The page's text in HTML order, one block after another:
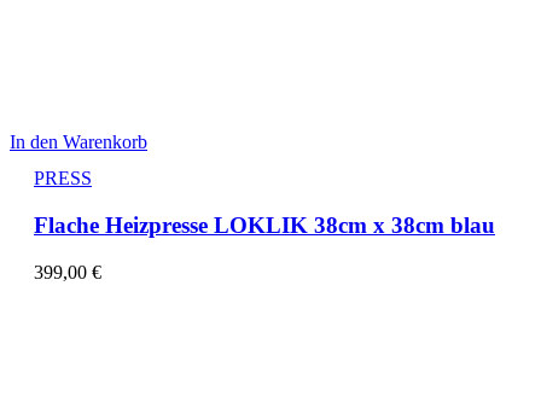
In den Warenkorb
PRESS
Flache Heizpresse LOKLIK 38cm x 38cm blau
399,00 €